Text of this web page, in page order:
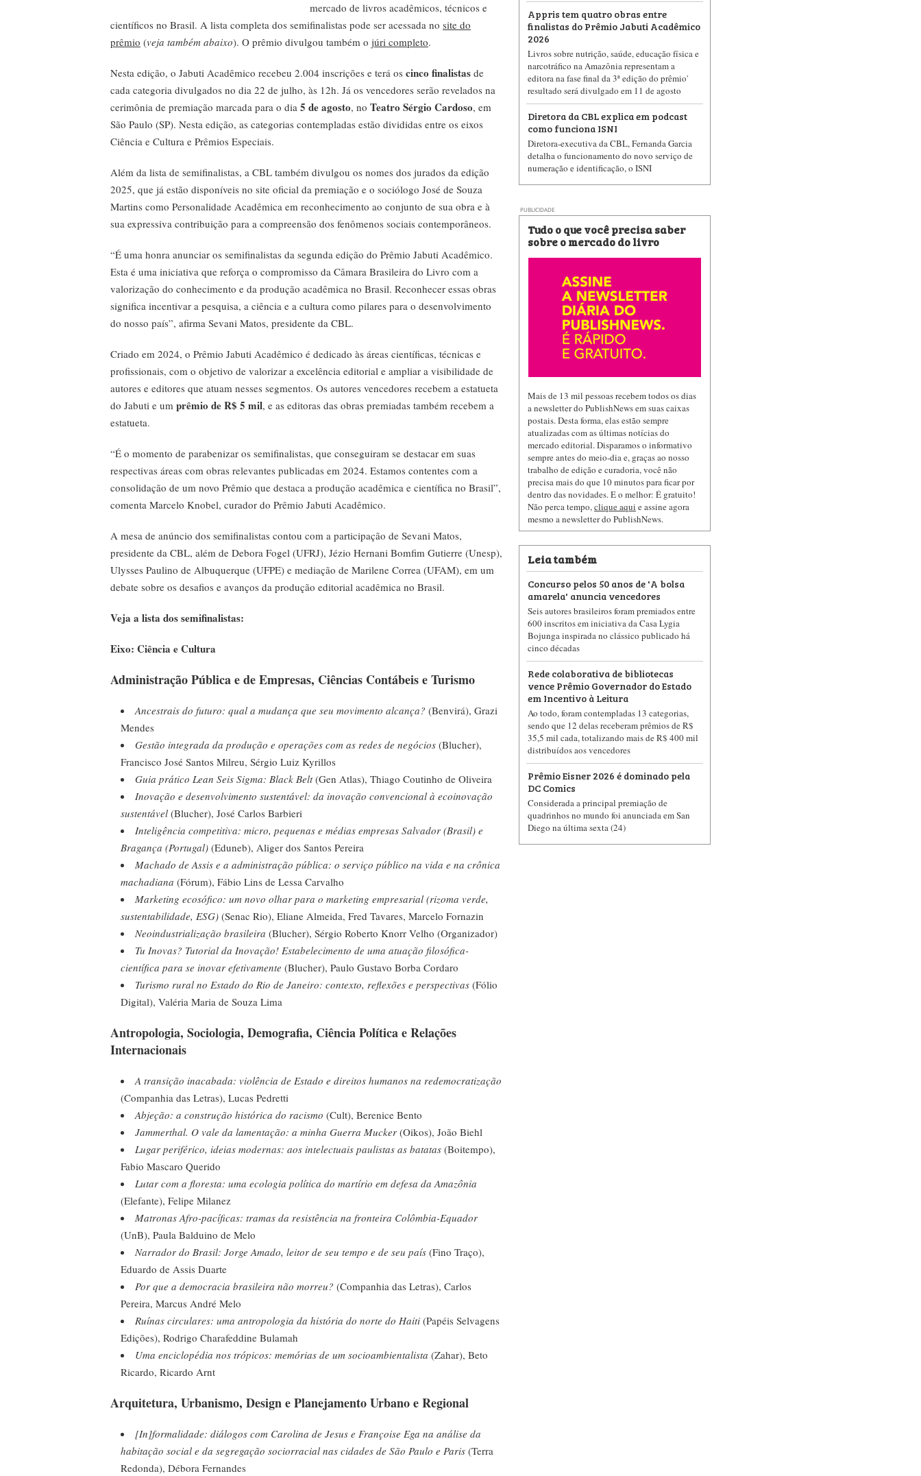
mercado de livros acadêmicos, técnicos e
científicos no Brasil. A lista completa dos semifinalistas pode ser acessada no site do
prêmio (veja também abaixo). O prêmio divulgou também o júri completo.
Nesta edição, o Jabuti Acadêmico recebeu 2.004 inscrições e terá os cinco finalistas de
cada categoria divulgados no dia 22 de julho, às 12h. Já os vencedores serão revelados na
cerimônia de premiação marcada para o dia 5 de agosto, no Teatro Sérgio Cardoso, em
São Paulo (SP). Nesta edição, as categorias contempladas estão divididas entre os eixos
Ciência e Cultura e Prêmios Especiais.
Além da lista de semifinalistas, a CBL também divulgou os nomes dos jurados da edição
2025, que já estão disponíveis no site oficial da premiação e o sociólogo José de Souza
Martins como Personalidade Acadêmica em reconhecimento ao conjunto de sua obra e à
sua expressiva contribuição para a compreensão dos fenômenos sociais contemporâneos.
“É uma honra anunciar os semifinalistas da segunda edição do Prêmio Jabuti Acadêmico.
Esta é uma iniciativa que reforça o compromisso da Câmara Brasileira do Livro com a
valorização do conhecimento e da produção acadêmica no Brasil. Reconhecer essas obras
significa incentivar a pesquisa, a ciência e a cultura como pilares para o desenvolvimento
do nosso país”, afirma Sevani Matos, presidente da CBL.
Criado em 2024, o Prêmio Jabuti Acadêmico é dedicado às áreas científicas, técnicas e
profissionais, com o objetivo de valorizar a excelência editorial e ampliar a visibilidade de
autores e editores que atuam nesses segmentos. Os autores vencedores recebem a estatueta
do Jabuti e um prêmio de R$ 5 mil, e as editoras das obras premiadas também recebem a
estatueta.
“É o momento de parabenizar os semifinalistas, que conseguiram se destacar em suas
respectivas áreas com obras relevantes publicadas em 2024. Estamos contentes com a
consolidação de um novo Prêmio que destaca a produção acadêmica e científica no Brasil”,
comenta Marcelo Knobel, curador do Prêmio Jabuti Acadêmico.
A mesa de anúncio dos semifinalistas contou com a participação de Sevani Matos,
presidente da CBL, além de Debora Fogel (UFRJ), Jézio Hernani Bomfim Gutierre (Unesp),
Ulysses Paulino de Albuquerque (UFPE) e mediação de Marilene Correa (UFAM), em um
debate sobre os desafios e avanços da produção editorial acadêmica no Brasil.
Veja a lista dos semifinalistas:
Eixo: Ciência e Cultura
Administração Pública e de Empresas, Ciências Contábeis e Turismo
Ancestrais do futuro: qual a mudança que seu movimento alcança? (Benvirá), Grazi
Mendes
Gestão integrada da produção e operações com as redes de negócios (Blucher),
Francisco José Santos Milreu, Sérgio Luiz Kyrillos
Guia prático Lean Seis Sigma: Black Belt(Gen Atlas), Thiago Coutinho de Oliveira
Inovação e desenvolvimento sustentável: da inovação convencional à ecoinovação
sustentável (Blucher), José Carlos Barbieri
Inteligência competitiva: micro, pequenas e médias empresas Salvador (Brasil) e
Bragança (Portugal) (Eduneb), Aliger dos Santos Pereira
Machado de Assis e a administração pública: o serviço público na vida e na crônica
machadiana (Fórum), Fábio Lins de Lessa Carvalho
Marketing ecosófico: um novo olhar para o marketing empresarial (rizoma verde,
sustentabilidade, ESG) (Senac Rio), Eliane Almeida, Fred Tavares, Marcelo Fornazin
Neoindustrialização brasileira (Blucher), Sérgio Roberto Knorr Velho (Organizador)
Tu Inovas? Tutorial da Inovação! Estabelecimento de uma atuação filosófica-
científica para se inovar efetivamente (Blucher), Paulo Gustavo Borba Cordaro
Turismo rural no Estado do Rio de Janeiro: contexto, reflexões e perspectivas (Fólio
Digital), Valéria Maria de Souza Lima
Antropologia, Sociologia, Demografia, Ciência Política e Relações
Internacionais
A transição inacabada: violência de Estado e direitos humanos na redemocratização
(Companhia das Letras), Lucas Pedretti
Abjeção: a construção histórica do racismo (Cult), Berenice Bento
Jammerthal. O vale da lamentação: a minha Guerra Mucker (Oikos), João Biehl
Lugar periférico, ideias modernas: aos intelectuais paulistas as batatas (Boitempo),
Fabio Mascaro Querido
Lutar com a floresta: uma ecologia política do martírio em defesa da Amazônia
(Elefante), Felipe Milanez
Matronas Afro-pacíficas: tramas da resistência na fronteira Colômbia-Equador
(UnB), Paula Balduino de Melo
Narrador do Brasil: Jorge Amado, leitor de seu tempo e de seu país (Fino Traço),
Eduardo de Assis Duarte
Por que a democracia brasileira não morreu? (Companhia das Letras), Carlos
Pereira, Marcus André Melo
Ruínas circulares: uma antropologia da história do norte do Haiti (Papéis Selvagens
Edições), Rodrigo Charafeddine Bulamah
Uma enciclopédia nos trópicos: memórias de um socioambientalista (Zahar), Beto
Ricardo, Ricardo Arnt
Arquitetura, Urbanismo, Design e Planejamento Urbano e Regional
[In]formalidade: diálogos com Carolina de Jesus e Françoise Ega na análise da
habitação social e da segregação sociorracial nas cidades de São Paulo e Paris (Terra
Redonda), Débora Fernandes
Appris tem quatro obras entre
finalistas do Prêmio Jabuti Acadêmico
2026
Livros sobre nutrição, saúde, educação física e
narcotráfico na Amazônia representam a
editora na fase final da 3ª edição do prêmio'
resultado será divulgado em 11 de agosto
Diretora da CBL explica em podcast
como funciona ISNI
Diretora-executiva da CBL, Fernanda Garcia
detalha o funcionamento do novo serviço de
numeração e identificação, o ISNI
PUBLICIDADE
Tudo o que você precisa saber
sobre o mercado do livro
Mais de 13 mil pessoas recebem todos os dias
a newsletter do PublishNews em suas caixas
postais. Desta forma, elas estão sempre
atualizadas com as últimas notícias do
mercado editorial. Disparamos o informativo
sempre antes do meio-dia e, graças ao nosso
trabalho de edição e curadoria, você não
precisa mais do que 10 minutos para ficar por
dentro das novidades. E o melhor: É gratuito!
Não perca tempo,clique aqui e assine agora
mesmo a newsletter do PublishNews.
Leia também
Concurso pelos 50 anos de 'A bolsa
amarela' anuncia vencedores
Seis autores brasileiros foram premiados entre
600 inscritos em iniciativa da Casa Lygia
Bojunga inspirada no clássico publicado há
cinco décadas
Rede colaborativa de bibliotecas
vence Prêmio Governador do Estado
em Incentivo à Leitura
Ao todo, foram contempladas 13 categorias,
sendo que 12 delas receberam prêmios de R$
35,5 mil cada, totalizando mais de R$ 400 mil
distribuídos aos vencedores
Prêmio Eisner 2026 é dominado pela
DC Comics
Considerada a principal premiação de
quadrinhos no mundo foi anunciada em San
Diego na última sexta (24)